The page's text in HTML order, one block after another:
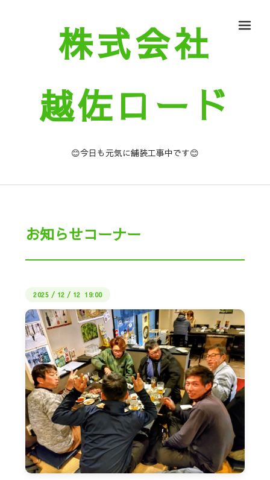
株式会社
越佐ロード
😊今日も元気に舗装工事中です😊
お知らせコーナー
2025 / 12 / 12 19:00